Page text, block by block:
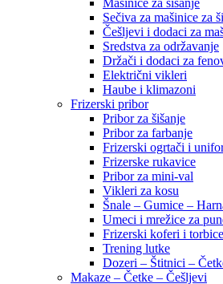
Sečiva za mašinice za
Češljevi i dodaci za
Sredstva za održavanje
Držači i dodaci za
Električni vikleri
Haube i klimazoni
Frizerski pribor
Pribor za šišanje
Pribor za farbanje
Frizerski ogrtači i
Frizerske rukavice
Pribor za mini-val
Vikleri za kosu
Šnale – Gumice –
Umeci i mrežice za
Frizerski koferi i torbice
Trening lutke
Dozeri – Štitnici –
Makaze – Četke – Češljevi